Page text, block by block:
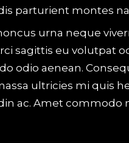
parturient montes
urna neque
sagittis eu volutpat
odio aenean.
ultricies mi quis
ac. Amet commodo